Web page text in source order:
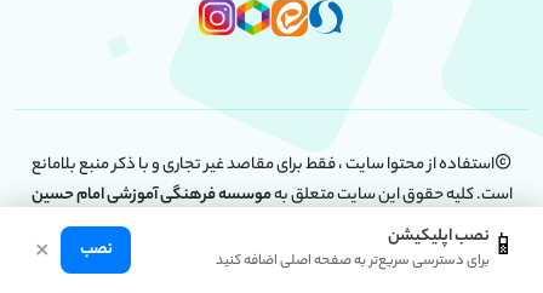
استفاده از محتوا سایت ، فقط برای مقاصد غیر تجاری و با ذکر منبع بلامانع
است. کلیه حقوق این سایت متعلق بهموسسه فرهنگی آموزشی امام حسین
📱 نصب اپلیکیشن
برای دسترسی سریع‌تر به صفحه اصلی اضافه کنید نصب ×